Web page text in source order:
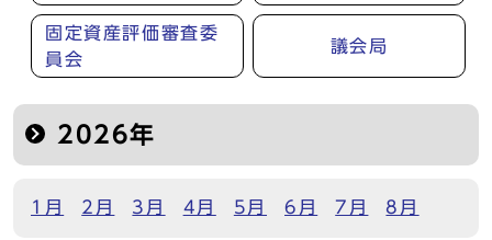
固定資産評価審査委
員会
議会局
2026年
1月 2月 3月 4月 5月 6月 7月 8月